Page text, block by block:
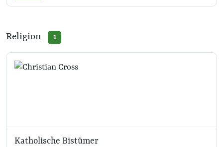
Religion 1
Katholische Bistümer